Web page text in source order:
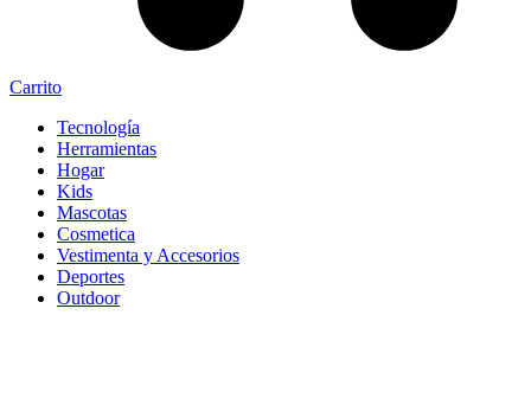
Carrito
Tecnología
Herramientas
Hogar
Kids
Mascotas
Cosmetica
Vestimenta y Accesorios
Deportes
Outdoor